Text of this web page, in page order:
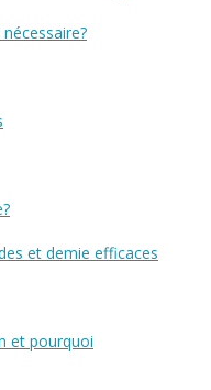
et demie efficaces
et pourquoi